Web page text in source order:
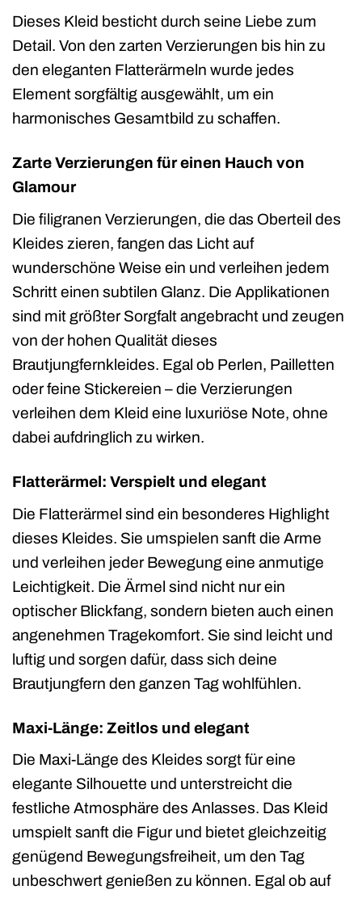
Dieses Kleid besticht durch seine Liebe zum
Detail. Von den zarten Verzierungen bis hin zu
den eleganten Flatterärmeln wurde jedes
Element sorgfältig ausgewählt, um ein
harmonisches Gesamtbild zu schaffen.
Zarte Verzierungen für einen Hauch von
Glamour
Die filigranen Verzierungen, die das Oberteil des
Kleides zieren, fangen das Licht auf
wunderschöne Weise ein und verleihen jedem
Schritt einen subtilen Glanz. Die Applikationen
sind mit größter Sorgfalt angebracht und zeugen
von der hohen Qualität dieses
Brautjungfernkleides. Egal ob Perlen, Pailletten
oder feine Stickereien – die Verzierungen
verleihen dem Kleid eine luxuriöse Note, ohne
dabei aufdringlich zu wirken.
Flatterärmel: Verspielt und elegant
Die Flatterärmel sind ein besonderes Highlight
dieses Kleides. Sie umspielen sanft die Arme
und verleihen jeder Bewegung eine anmutige
Leichtigkeit. Die Ärmel sind nicht nur ein
optischer Blickfang, sondern bieten auch einen
angenehmen Tragekomfort. Sie sind leicht und
luftig und sorgen dafür, dass sich deine
Brautjungfern den ganzen Tag wohlfühlen.
Maxi-Länge: Zeitlos und elegant
Die Maxi-Länge des Kleides sorgt für eine
elegante Silhouette und unterstreicht die
festliche Atmosphäre des Anlasses. Das Kleid
umspielt sanft die Figur und bietet gleichzeitig
genügend Bewegungsfreiheit, um den Tag
unbeschwert genießen zu können. Egal ob auf